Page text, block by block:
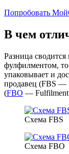
Попробовать
В чем
Разница
фулфилментом, то
упаковывает и
продавец (FBS —
(FBO — Fulfilment
Схема FBS
Схема FBO